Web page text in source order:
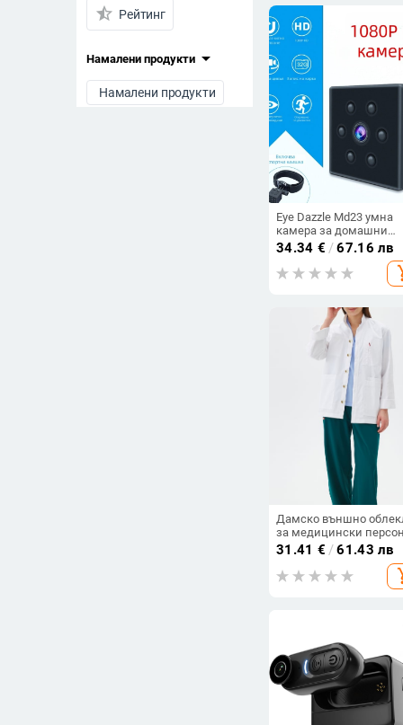
star_half Рейтинг
Намалени продукти arrow_drop_down
Намалени продукти
Eye Dazzle Md23 умна
камера за домашни
любимци с нощно
виждане 1080p
34.34 € /67.16 лв
Дамско външно
за медицински
яке с лафелна яка,
ръкави, влагоотводящ
полиестер
31.41 € /61.43 лв